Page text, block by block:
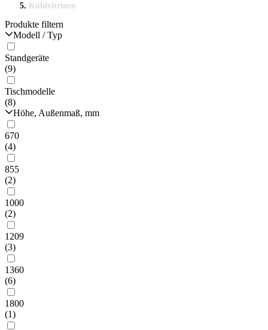
Kühlvitrinen
Produkte filtern
Modell / Typ
Standgeräte
(9)
Tischmodelle
(8)
Höhe, Außenmaß, mm
670
(4)
855
(2)
1000
(2)
1209
(3)
1360
(6)
1800
(1)